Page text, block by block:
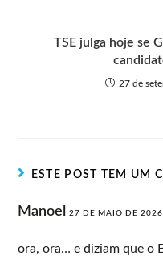
TSE julga hoje se
27 de
ESTE POST TEM UM
Manoel27 DE MAIO DE
ora, ora… e diziam que o